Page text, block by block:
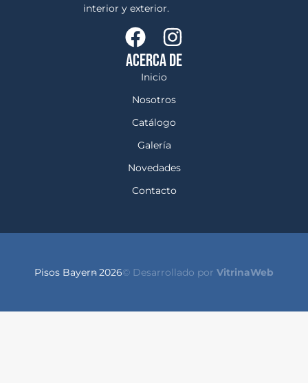
interior y exterior.
ACERCA DE
Inicio
Nosotros
Catálogo
Galería
Novedades
Contacto
Pisos Bayern- 2026© Desarrollado por VitrinaWeb